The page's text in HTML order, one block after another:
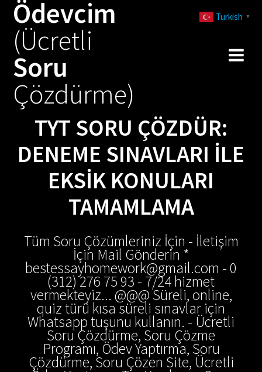
Ödevcim
(Ücretli
Soru
Çözdürme)
TYT SORU ÇÖZDÜR:
DENEME SINAVLARI ILE
EKSIK KONULARI
TAMAMLAMA
Tüm Soru Çözümleriniz İçin - İletişim
İçin Mail Gönderin *
bestessayhomework@gmail.com - 0
(312) 276 75 93 - 7/24 hizmet
vermekteyiz... @@@ Süreli, online,
quiz türü kısa süreli sınavlar için
Whatsapp tuşunu kullanın. - Ücretli
Soru Çözdürme, Soru Çözme
Programı, Ödev Yaptırma, Soru
Çözdürme, Soru Çözen Site, Ücretli
Turkish ▼